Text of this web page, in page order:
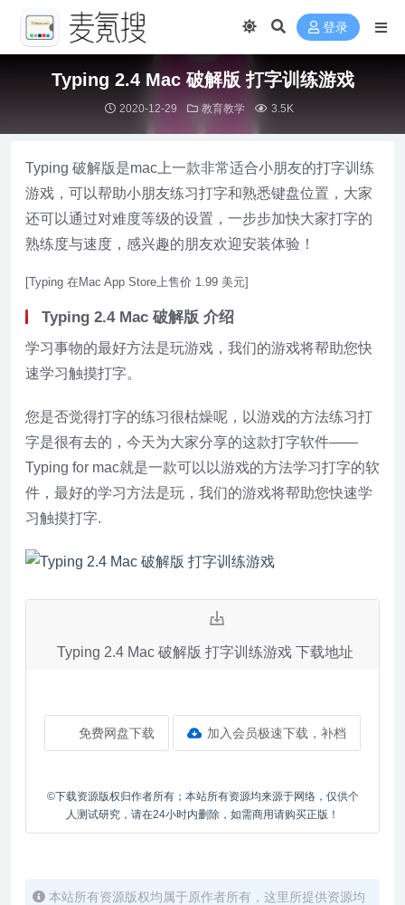
登录
Typing 2.4 Mac 破解版 打字训练游戏
2020-12-29 教育教学 3.5K
Typing 破解版是mac上一款非常适合小朋友的打字训练
游戏，可以帮助小朋友练习打字和熟悉键盘位置，大家
还可以通过对难度等级的设置，一步步加快大家打字的
熟练度与速度，感兴趣的朋友欢迎安装体验！
[Typing 在Mac App Store上售价 1.99 美元]
Typing 2.4 Mac 破解版 介绍
学习事物的最好方法是玩游戏，我们的游戏将帮助您快
速学习触摸打字。
您是否觉得打字的练习很枯燥呢，以游戏的方法练习打
字是很有去的，今天为大家分享的这款打字软件——
Typing for mac就是一款可以以游戏的方法学习打字的软
件，最好的学习方法是玩，我们的游戏将帮助您快速学
习触摸打字.
Typing 2.4 Mac 破解版 打字训练游戏 下载地址
免费网盘下载 加入会员极速下载，补档
©下载资源版权归作者所有；本站所有资源均来源于网络，仅供个
人测试研究，请在24小时内删除，如需商用请购买正版！
本站所有资源版权均属于原作者所有，这里所提供资源均